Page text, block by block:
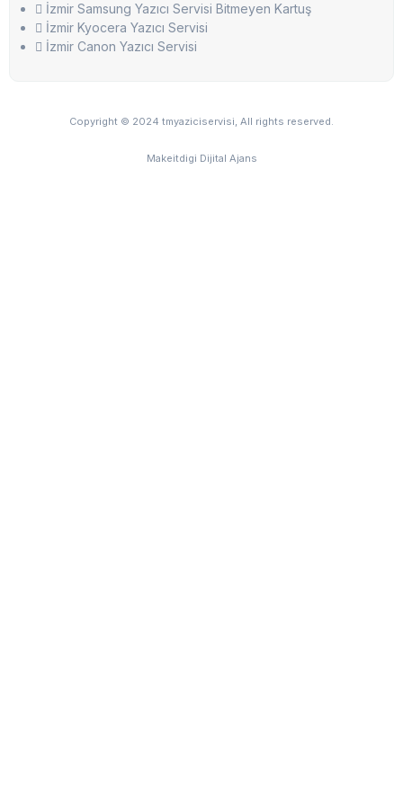
İzmir Samsung Yazıcı Servisi Bitmeyen Kartuş
İzmir Kyocera Yazıcı Servisi
İzmir Canon Yazıcı Servisi
Copyright © 2024 tmyaziciservisi, All rights reserved.
Makeitdigi Dijital Ajans